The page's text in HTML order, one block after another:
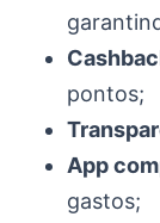
pontos;
App
gastos;